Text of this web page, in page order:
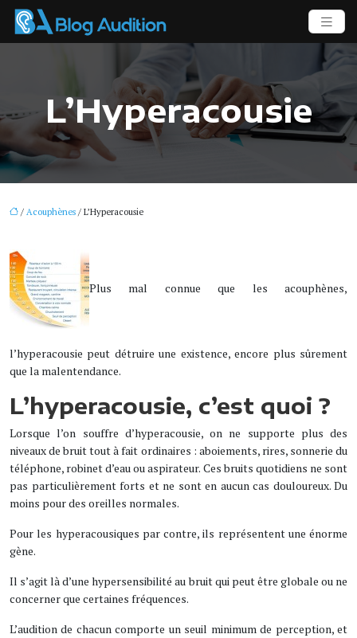
L’Hyperacousie
/ Acouphènes / L’Hyperacousie
Plus mal connue que les acouphènes,
l’hyperacousie peut détruire une existence, encore plus sûrement
que la malentendance.
L’hyperacousie, c’est quoi ?
Lorsque l’on souffre d’hyperacousie, on ne supporte plus des
niveaux de bruit tout à fait ordinaires : aboiements, rires, sonnerie du
téléphone, robinet d’eau ou aspirateur. Ces bruits quotidiens ne sont
pas particulièrement forts et ne sont en aucun cas douloureux. Du
moins pour des oreilles normales.
Pour les hyperacousiques par contre, ils représentent une énorme
gène.
Il s’agit là d’une hypersensibilité au bruit qui peut être globale ou ne
concerner que certaines fréquences.
L’audition de chacun comporte un seuil minimum de perception, et